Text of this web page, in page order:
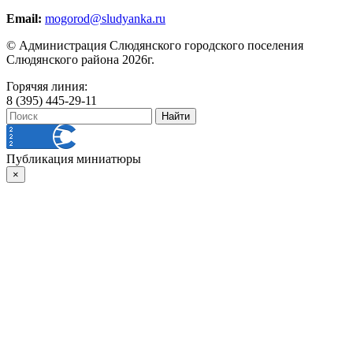
Email: mogorod@sludyanka.ru
© Администрация Слюдянского городского поселения
Слюдянского района 2026г.
Горячяя линия:
8 (395) 445-29-11
Публикация миниатюры
×